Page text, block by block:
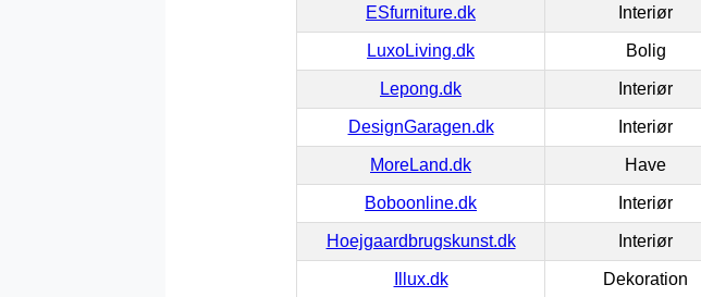
ESfurniture.dk Interiør
LuxoLiving.dk Bolig
Lepong.dk Interiør
DesignGaragen.dk Interiør
MoreLand.dk Have
Boboonline.dk Interiør
Hoejgaardbrugskunst.dk Interiør
Illux.dk Dekoration